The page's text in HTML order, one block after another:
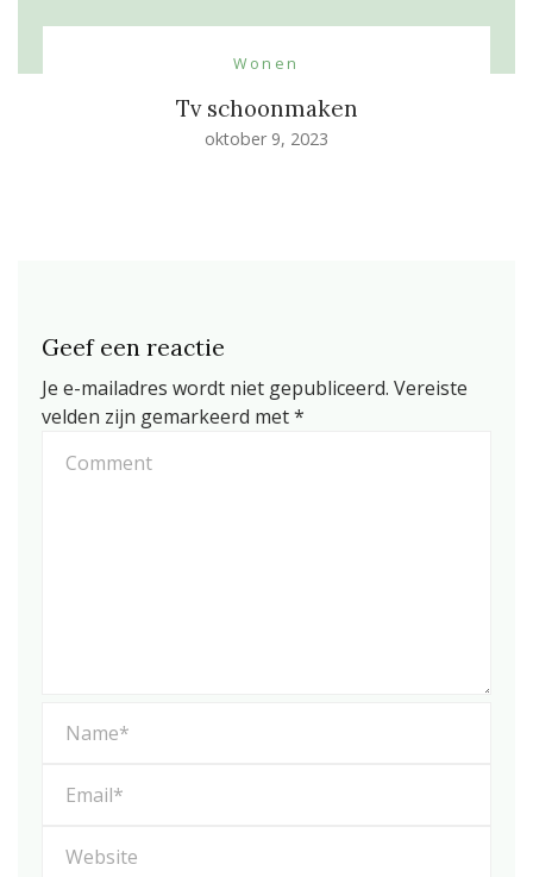
Wonen
Tv schoonmaken
oktober 9, 2023
Geef een reactie
Je e-mailadres wordt niet gepubliceerd. Vereiste
velden zijn gemarkeerd met*